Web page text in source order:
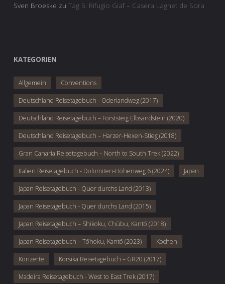
Sven Broeske zu Tag 5: Rifugio Giaf – Casera Laghet de Sora
KATEGORIEN
Allgemein Conventions
Deutschland Reisetagebuch - Oderlandweg (2017)
Deutschland Reisetagebuch – Forststeig Elbsandstein (2020)
Deutschland Reisetagebuch – Harzer-Hexen-Stieg (2018)
Gran Canaria Reisetagebuch – North to South Trek (2022)
Italien Reisetagebuch - Dolomiten-Höhenweg 6 (2024) Japan
Japan Reisetagebuch - Quer durchs Land (2013)
Japan Reisetagebuch - Quer durchs Land (2015)
Japan Reisetagebuch – Shikoku, Chūbu, Kantō (2018)
Japan Reisetagebuch – Tōhoku, Kantō (2023) Kochen
Konzerte Korsika Reisetagebuch – GR20 (2017)
Madeira Reisetagebuch - West to East Trek (2017)